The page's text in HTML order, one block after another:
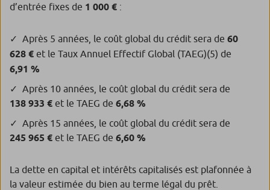
d’entrée fixes de 1 000 € :
Après 5 années, le coût global du crédit sera de 60
628 € et le Taux Annuel Effectif Global (TAEG)(5) de
6,91 %
Après 10 années, le coût global du crédit sera de
138 933 € et le TAEG de 6,68 %
Après 15 années, le coût global du crédit sera de
245 965 € et le TAEG de 6,60 %
La dette en capital et intérêts capitalisés est plafonnée à
la valeur estimée du bien au terme légal du prêt.